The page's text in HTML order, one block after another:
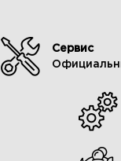
16
0138-E9
Сервис